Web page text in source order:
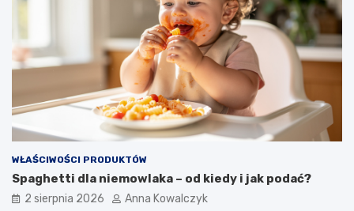
WŁAŚCIWOŚCI PRODUKTÓW
Spaghetti dla niemowlaka – od kiedy i jak podać?
2 sierpnia 2026 Anna Kowalczyk